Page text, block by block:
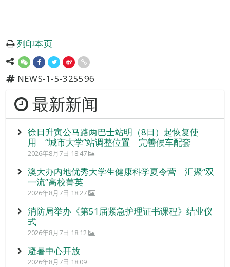
列印本页
NEWS-1-5-325596
最新新闻
徐日升寅公马路两巴士站明（8日）起恢复使
用 “城市大学”站调整位置 完善候车配套
2026年8月7日 18:47
澳大办内地优秀大学生健康科学夏令营 汇聚“双
一流”高校菁英
2026年8月7日 18:27
消防局举办《第51届紧急护理证书课程》结业仪
式
2026年8月7日 18:12
避暑中心开放
2026年8月7日 18:09